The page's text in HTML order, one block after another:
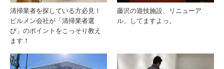
清掃業者を探している方必見！
ビルメン会社が「清掃業者選
び」のポイントをこっそり教え
ます！
藤沢の遊技施設、リニューア
ル、してますよっ。